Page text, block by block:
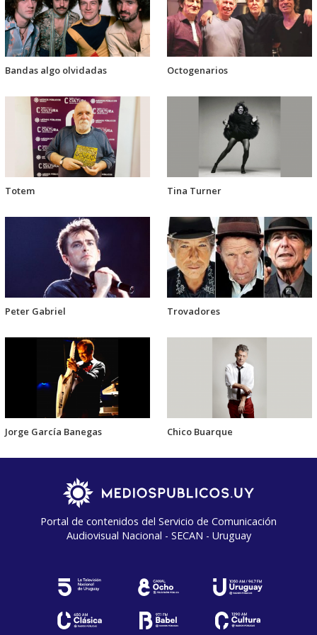
Bandas algo olvidadas Octogenarios
Totem Tina Turner
Peter Gabriel Trovadores
Jorge García Banegas Chico Buarque
Portal de contenidos del Servicio de Comunicación
Audiovisual Nacional - SECAN - Uruguay